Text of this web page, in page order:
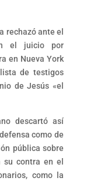
rechazó ante el
el juicio por
en Nueva York
de testigos
de Jesús «el
descartó así
como de
pública sobre
su contra en el
como la